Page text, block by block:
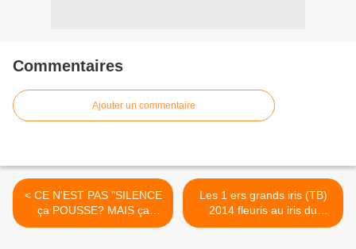
Commentaires
Ajouter un commentaire
< CE N'EST PAS "SILENCE
ça POUSSE? MAIS ça
POUSSE TROP VITE!!!!
Les 1 ers grands iris (TB)
2014 fleuris au iris du
Barry!!! >